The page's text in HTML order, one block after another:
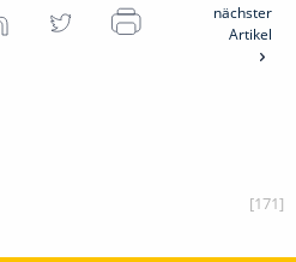
nächster
Artikel
[171]